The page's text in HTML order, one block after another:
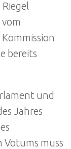
bereits
und
Jahres
Votums muss